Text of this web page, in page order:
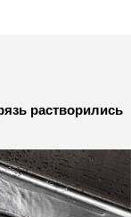
растворились